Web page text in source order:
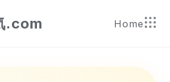
.com Home